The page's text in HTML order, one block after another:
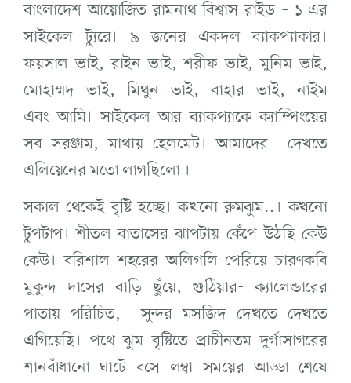
বাংলাদেশ আয়োজিত রামনাথ বিশ্বাস রাইড – ১ এর
সাইকেল ট্যুরে। ৯ জনের একদল ব্যাকপ্যাকার।
ফয়সাল ভাই, রাইন ভাই, শরীফ ভাই, মুনিম ভাই,
মোহাম্মদ ভাই, মিথুন ভাই, বাহার ভাই, নাইম
এবং আমি। সাইকেল আর ব্যাকপ্যাকে ক্যাম্পিংয়ের
সব সরঞ্জাম, মাথায় হেলমেট। আমাদের দেখতে
এলিয়েনের মতো লাগছিলো ।
সকাল থেকেই বৃষ্টি হচ্ছে। কখনো রুমঝুম..। কখনো
টুপটাপ। শীতল বাতাসের ঝাপটায় কেঁপে উঠছি কেউ
কেউ। বরিশাল শহরের অলিগলি পেরিয়ে চারণকবি
মুকুন্দ দাসের বাড়ি ছুঁয়ে, গুঠিয়ার- ক্যালেন্ডারের
পাতায় পরিচিত, সুন্দর মসজিদ দেখতে দেখতে
এগিয়েছি। পথে ঝুম বৃষ্টিতে প্রাচীনতম দুর্গাসাগরের
শানবাঁধানো ঘাটে বসে লম্বা সময়ের আড্ডা শেষে